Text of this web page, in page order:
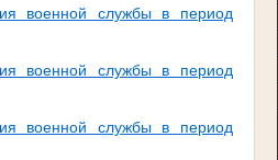
военной службы в период
военной службы в период
военной службы в период